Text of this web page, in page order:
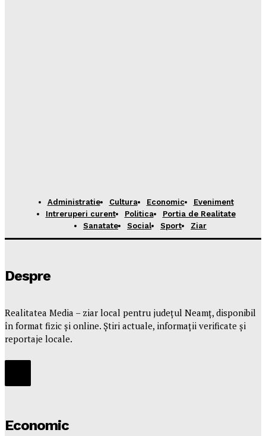
Administratie Cultura Economic
Eveniment
Intreruperi curent
Politica
Portia de Realitate
Sanatate
Social Sport Ziar
Despre
Realitatea Media – ziar local pentru județul Neamț, disponibil
în format fizic și online. Știri actuale, informații verificate și
reportaje locale.
Economic